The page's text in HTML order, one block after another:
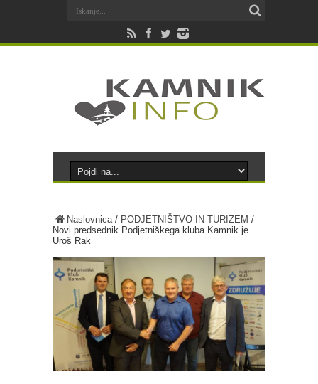
Naslovnica/ PODJETNIŠTVO IN TURIZEM /
Novi predsednik Podjetniškega kluba Kamnik je
Uroš Rak